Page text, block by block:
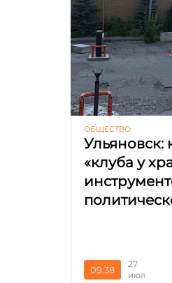
ОБЩЕСТВО
Ульяновск:
«клуба у
09:38
27
июл